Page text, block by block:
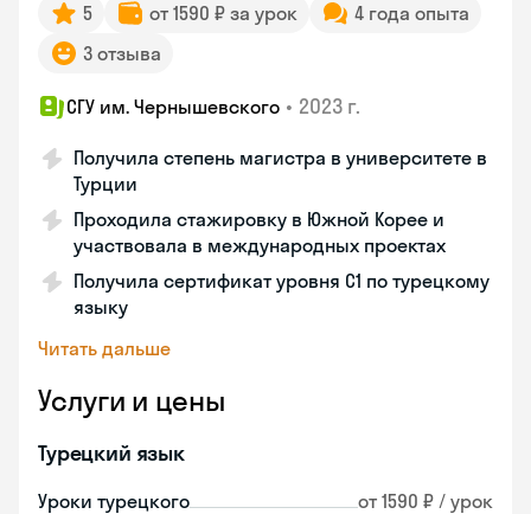
5 от 1590 ₽ за урок
4 года опыта
3 отзыва
СГУ им. Чернышевского • 2023 г.
Получила степень магистра в университете в
Турции
Проходила стажировку в Южной Корее и
участвовала в международных проектах
Получила сертификат уровня C1 по турецкому
языку
Читать дальше
Услуги и цены
Турецкий язык
Уроки турецкого от 1590 ₽ / урок